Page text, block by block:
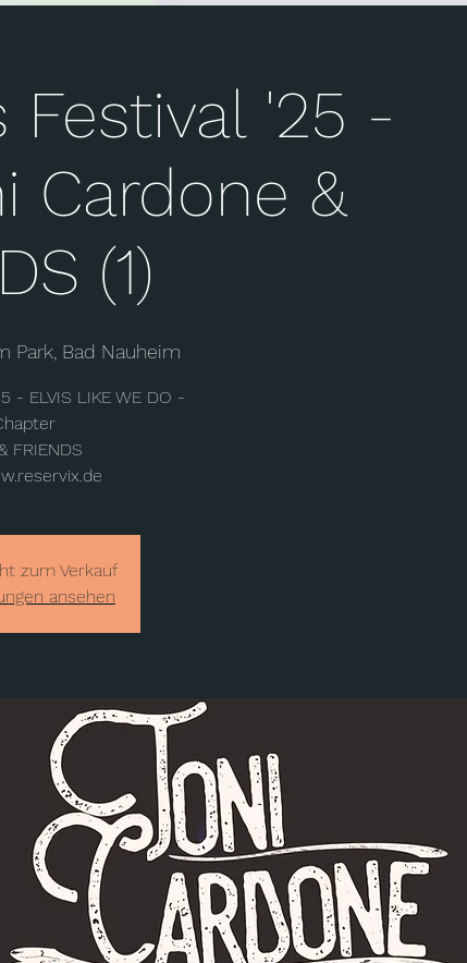
Festival '25 -
Cardone &
(1)
Park, Bad Nauheim
- ELVIS LIKE WE DO -
FRIENDS
zum Verkauf
ansehen